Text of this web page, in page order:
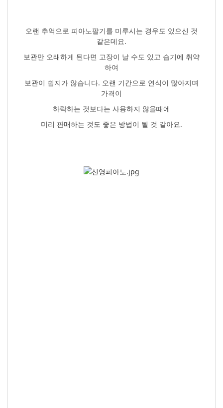
오랜 추억으로 피아노팔기를 미루시는 경우도 있으신 것
같은데요.
보관만 오래하게 된다면 고장이 날 수도 있고 습기에 취약
하여
보관이 쉽지가 않습니다. 오랜 기간으로 연식이 많아지며
가격이
하락하는 것보다는 사용하지 않을때에
미리 판매하는 것도 좋은 방법이 될 것 같아요.